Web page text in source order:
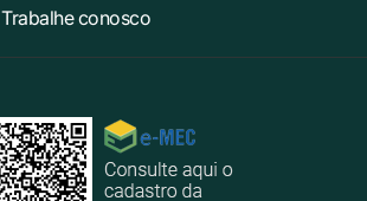
Trabalhe conosco